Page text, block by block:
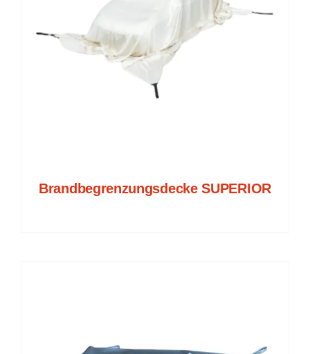
Brandbegrenzungsdecke SUPERIOR